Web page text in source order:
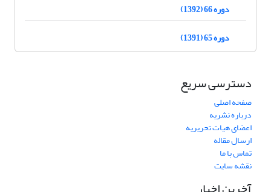
دوره 66 (1392)
دوره 65 (1391)
دسترسی سریع
صفحه اصلی
درباره نشریه
اعضای هیات تحریریه
ارسال مقاله
تماس با ما
نقشه سایت